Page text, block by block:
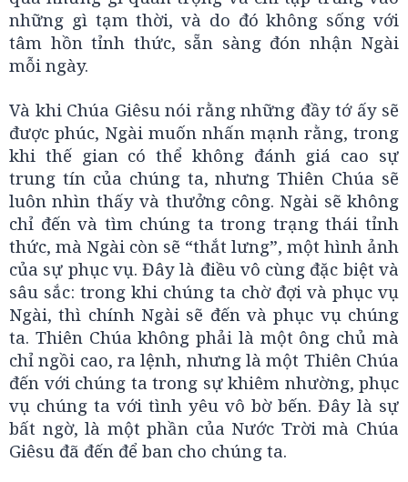
những gì tạm thời, và do đó không sống với
tâm hồn tỉnh thức, sẵn sàng đón nhận Ngài
mỗi ngày.
Và khi Chúa Giêsu nói rằng những đầy tớ ấy sẽ
được phúc, Ngài muốn nhấn mạnh rằng, trong
khi thế gian có thể không đánh giá cao sự
trung tín của chúng ta, nhưng Thiên Chúa sẽ
luôn nhìn thấy và thưởng công. Ngài sẽ không
chỉ đến và tìm chúng ta trong trạng thái tỉnh
thức, mà Ngài còn sẽ “thắt lưng”, một hình ảnh
của sự phục vụ. Đây là điều vô cùng đặc biệt và
sâu sắc: trong khi chúng ta chờ đợi và phục vụ
Ngài, thì chính Ngài sẽ đến và phục vụ chúng
ta. Thiên Chúa không phải là một ông chủ mà
chỉ ngồi cao, ra lệnh, nhưng là một Thiên Chúa
đến với chúng ta trong sự khiêm nhường, phục
vụ chúng ta với tình yêu vô bờ bến. Đây là sự
bất ngờ, là một phần của Nước Trời mà Chúa
Giêsu đã đến để ban cho chúng ta.